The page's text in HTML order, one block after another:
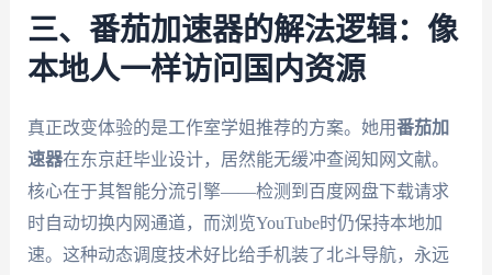
三、番茄加速器的解法逻辑：像
本地人一样访问国内资源
真正改变体验的是工作室学姐推荐的方案。她用番茄加
速器在东京赶毕业设计，居然能无缓冲查阅知网文献。
核心在于其智能分流引擎——检测到百度网盘下载请求
时自动切换内网通道，而浏览YouTube时仍保持本地加
速。这种动态调度技术好比给手机装了北斗导航，永远